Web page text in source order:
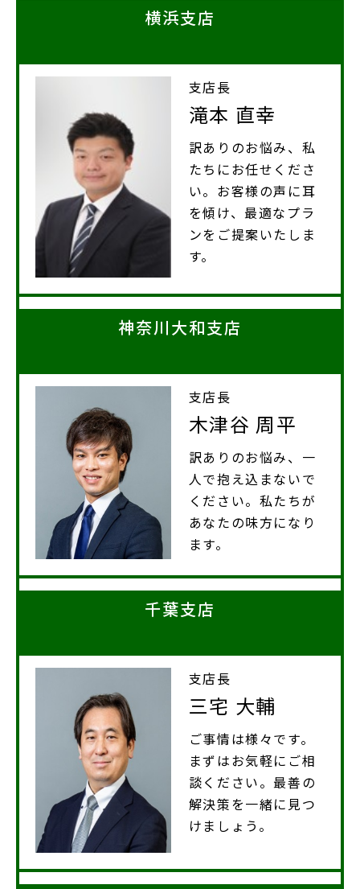
横浜支店
支店長
滝本 直幸
訳ありのお悩み、私
たちにお任せくださ
い。お客様の声に耳
を傾け、最適なプラ
ンをご提案いたしま
す。
神奈川大和支店
支店長
木津谷 周平
訳ありのお悩み、一
人で抱え込まないで
ください。私たちが
あなたの味方になり
ます。
千葉支店
支店長
三宅 大輔
ご事情は様々です。
まずはお気軽にご相
談ください。最善の
解決策を一緒に見つ
けましょう。